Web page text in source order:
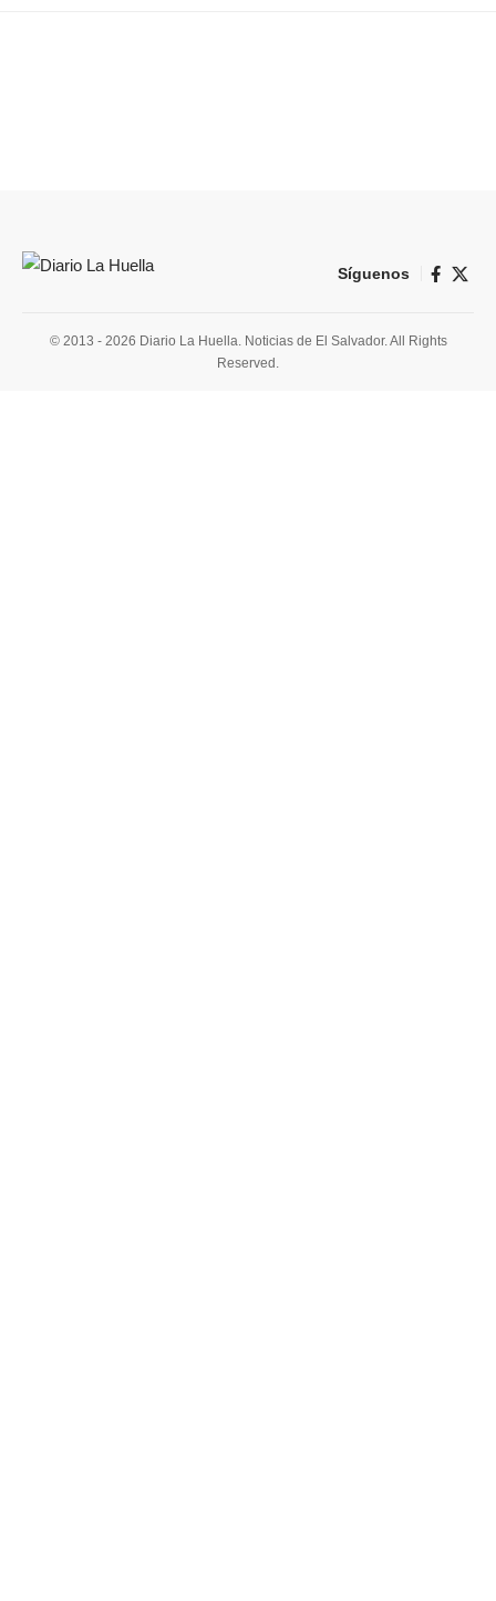
Síguenos
© 2013 - 2026 Diario La Huella. Noticias de El Salvador. All Rights
Reserved.